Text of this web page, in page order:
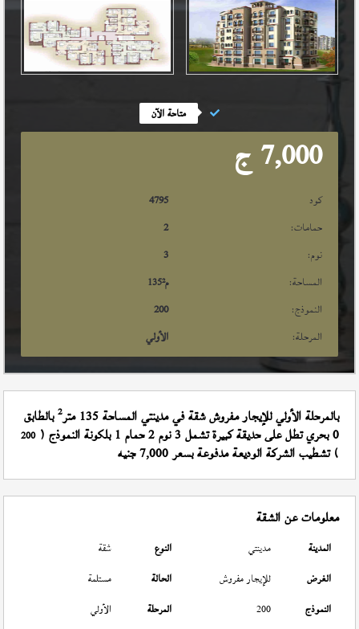
متاحة الآن
7,000 ج
كود
4795
حمامات:
2
نوم:
3
المساحة:
135م²
النموذج:
200
المرحلة:
الأولي
بالمرحلة الأولي للإيجار مفروش شقة في مدينتي المساحة 135 متر 2بالطابق
0 بحري تطل على حديقة كبيرة تشمل 3 نوم 2 حمام 1 بلكونة النموذج ( 200
) تشطيب الشركة الوديعة مدفوعة بسعر 7,000 جنيه
معلومات عن الشقة
المدينة مدينتي النوع
شقة
الغرض
للإيجار مفروش الحالة
مستلمة
النموذج
200 المرحلة
الأولي